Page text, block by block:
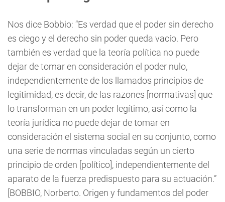
Nos dice Bobbio: “Es verdad que el poder sin derecho
es ciego y el derecho sin poder queda vacío. Pero
también es verdad que la teoría política no puede
dejar de tomar en consideración el poder nulo,
independientemente de los llamados principios de
legitimidad, es decir, de las razones [normativas] que
lo transforman en un poder legítimo, así como la
teoría jurídica no puede dejar de tomar en
consideración el sistema social en su conjunto, como
una serie de normas vinculadas según un cierto
principio de orden [político], independientemente del
aparato de la fuerza predispuesto para su actuación.”
[BOBBIO, Norberto. Origen y fundamentos del poder